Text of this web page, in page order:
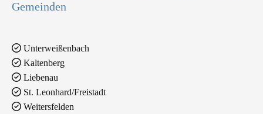
Gemeinden
 Unterweißenbach
 Kaltenberg
 Liebenau
 St. Leonhard/Freistadt
 Weitersfelden